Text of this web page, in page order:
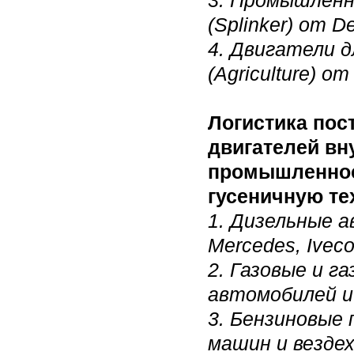
(Splinker) от
4. Двигатели
(Agriculture) от
Логистика
двигателей
гусеничную
1. Дизельные
Mercedes,
2. Газовые и
автомобилей
3. Бензиновые
машин и